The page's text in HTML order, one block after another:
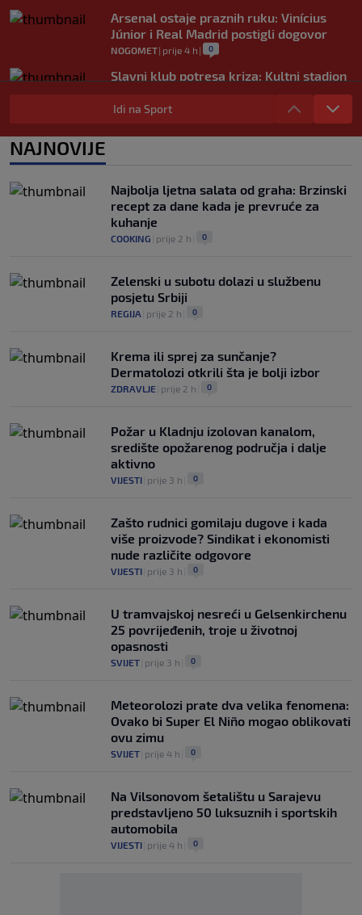
Arsenal ostaje praznih ruku: Vinícius
Júnior i Real Madrid postigli dogovor
NOGOMET| prije 4 h | 0
Slavni klub potresa kriza: Kultni stadion
u Italiji bit će prazan na početku sezone,
navijači objavili rat upravi
Idi na Sport
NAJNOVIJE
Najbolja ljetna salata od graha: Brzinski
recept za dane kada je prevruće za
kuhanje
COOKING prije 2 h 0
Zelenski u subotu dolazi u službenu
posjetu Srbiji
REGIJA prije 2 h 0
Krema ili sprej za sunčanje?
Dermatolozi otkrili šta je bolji izbor
ZDRAVLJE prije 2 h 0
Požar u Kladnju izolovan kanalom,
središte opožarenog područja i dalje
aktivno
VIJESTI prije 3 h 0
Zašto rudnici gomilaju dugove i kada
više proizvode? Sindikat i ekonomisti
nude različite odgovore
VIJESTI prije 3 h 0
U tramvajskoj nesreći u Gelsenkirchenu
25 povrijeđenih, troje u životnoj
opasnosti
SVIJET prije 3 h 0
Meteorolozi prate dva velika fenomena:
Ovako bi Super El Niño mogao oblikovati
ovu zimu
SVIJET prije 4 h 0
Na Vilsonovom šetalištu u Sarajevu
predstavljeno 50 luksuznih i sportskih
automobila
VIJESTI prije 4 h 0